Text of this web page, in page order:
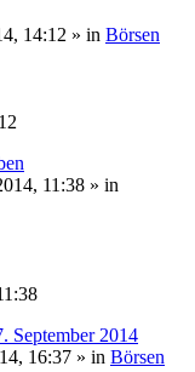
14:12 » in Börsen
11:38 » in
September 2014
16:37 » in Börsen